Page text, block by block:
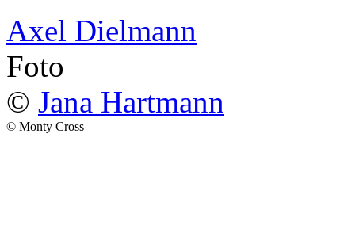
Axel Dielmann
Foto
© Jana Hartmann
© Monty Cross